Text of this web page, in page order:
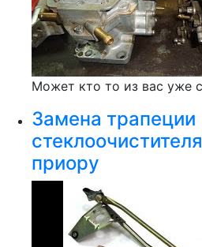
Может кто то из вас уже
Замена трапеции
приору